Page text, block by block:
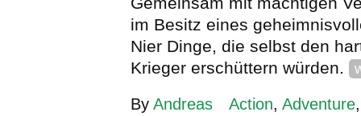
im Besitz eines
Nier Dinge, die selbst den
Krieger erschüttern würden.
By Andreas Action, Adventure